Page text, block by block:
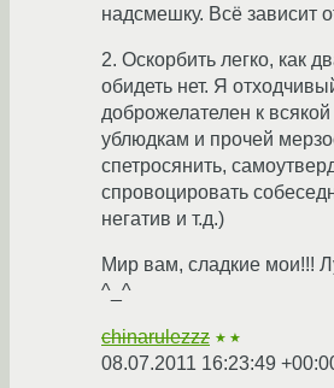
надсмешку. Всё зависит
2. Оскорбить легко, как
обидеть нет. Я
доброжелателен к
ублюдкам и прочей
спетросянить,
спровоцировать
негатив и т.д.)
Мир вам, сладкие мои!!!
^_^
chinarulezzz ★★
08.07.2011 16:23:49